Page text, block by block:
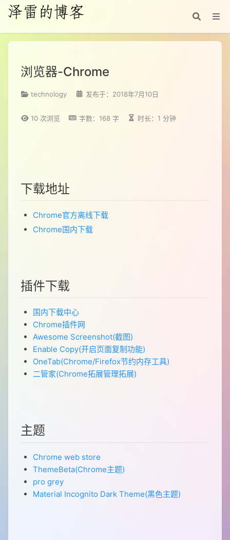
浏览器-Chrome
technology 发布于：2018年7月10日
10 次浏览 字数：168 字 时长：1 分钟
下载地址
Chrome官方离线下载
Chrome国内下载
插件下载
国内下载中心
Chrome插件网
Awesome Screenshot(截图)
Enable Copy(开启页面复制功能)
OneTab(Chrome/Firefox节约内存工具)
二管家(Chrome拓展管理拓展)
主题
Chrome web store
ThemeBeta(Chrome主题)
pro grey
Material Incognito Dark Theme(黑色主题)